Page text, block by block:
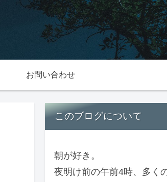
お問い合わせ
このブログについて
朝が好き。
夜明け前の午前4時、多く